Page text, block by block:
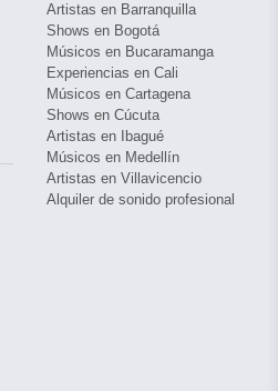
Artistas en Barranquilla
Shows en Bogotá
Músicos en Bucaramanga
Experiencias en Cali
Músicos en Cartagena
Shows en Cúcuta
Artistas en Ibagué
Músicos en Medellín
Artistas en Villavicencio
Alquiler de sonido profesional